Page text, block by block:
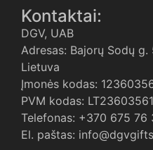
Kontaktai:
DGV, UAB
Adresas: Bajorų Sodų g.
Lietuva
Įmonės kodas:
PVM kodas:
Telefonas: +370 675 76
El. paštas: